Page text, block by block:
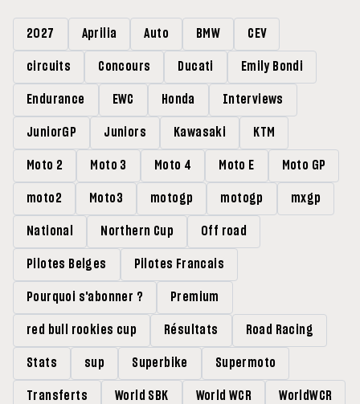
2027 Aprilia Auto BMW CEV
circuits Concours Ducati Emily Bondi
Endurance EWC Honda Interviews
JuniorGP Juniors Kawasaki KTM
Moto 2 Moto 3 Moto 4 Moto E Moto GP
moto2 Moto3 motogp motogp mxgp
National Northern Cup Off road
Pilotes Belges Pilotes Francais
Pourquoi s'abonner ? Premium
red bull rookies cup Résultats Road Racing
Stats sup Superbike Supermoto
Transferts World SBK World WCR WorldWCR